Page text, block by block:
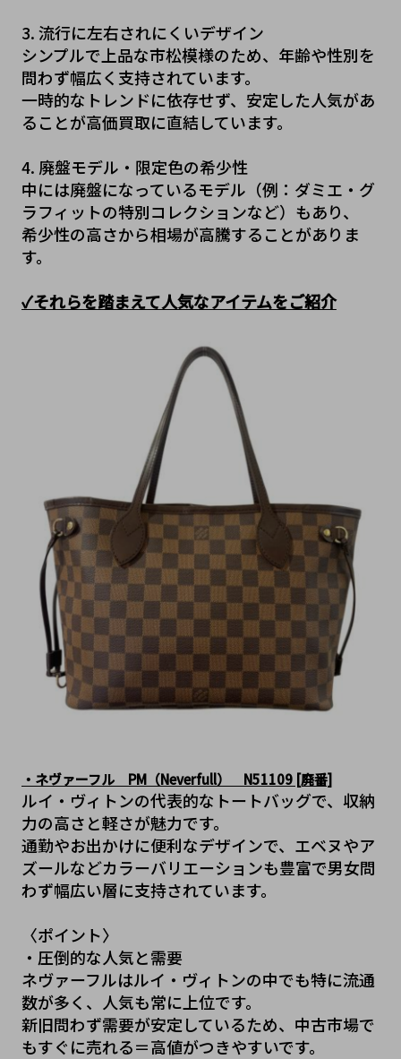
3. 流行に左右されにくいデザイン
シンプルで上品な市松模様のため、年齢や性別を
問わず幅広く支持されています。
一時的なトレンドに依存せず、安定した人気があ
ることが高価買取に直結しています。
4. 廃盤モデル・限定色の希少性
中には廃盤になっているモデル（例：ダミエ・グ
ラフィットの特別コレクションなど）もあり、
希少性の高さから相場が高騰することがありま
す。
✓それらを踏まえて人気なアイテムをご紹介
・ネヴァーフル　PM（Neverfull）　N51109 [廃番]
ルイ・ヴィトンの代表的なトートバッグで、収納
力の高さと軽さが魅力です。
通勤やお出かけに便利なデザインで、エベヌやア
ズールなどカラーバリエーションも豊富で男女問
わず幅広い層に支持されています。
〈ポイント〉
・圧倒的な人気と需要
ネヴァーフルはルイ・ヴィトンの中でも特に流通
数が多く、人気も常に上位です。
新旧問わず需要が安定しているため、中古市場で
もすぐに売れる＝高値がつきやすいです。